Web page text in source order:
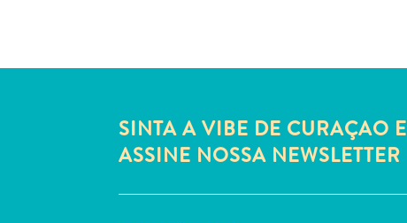
SINTA A VIBE DE CURAÇAO E
ASSINE NOSSA NEWSLETTER